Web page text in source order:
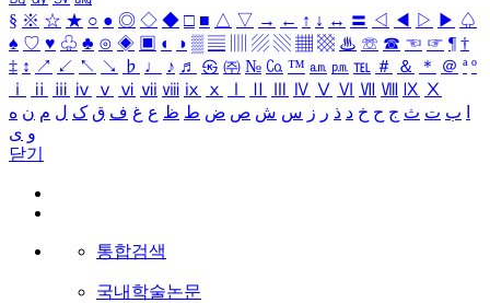
§ ※ ☆ ★ ○ ● ◎ ◇ ◆ □ ■ △ ▽ → ← ↑ ↓ ↔ 〓 ◁ ◀ ▷ ▶ ♤
♠ ♡ ♥ ♧ ♣ ⊙ ◈ ▣ ◐ ◑ ▒ ▤ ▨ ▧ ▦ ▩ ♨ ☏ ☎ ☜ ☞ ¶ †
‡ ↕ ↗ ↙ ↖ ↘ ♭ ♩ ♪ ♬ ㉿ ㈜ № ㏇ ™ ㏂ ㏘ ℡ ＃ ＆ ＊ ＠ ª º
ⅰ
ⅱ ⅲ ⅳ ⅴ ⅵ ⅶ ⅷ ⅸ ⅹ Ⅳ Ⅴ Ⅵ Ⅶ Ⅷ Ⅸ Ⅹ
ب ت ث ج ح خ د ذ ر ز س ش ص ض ط ظ ع غ ف ق ک ل م ن ه
و ی
닫기
통합검색
국내학술논문